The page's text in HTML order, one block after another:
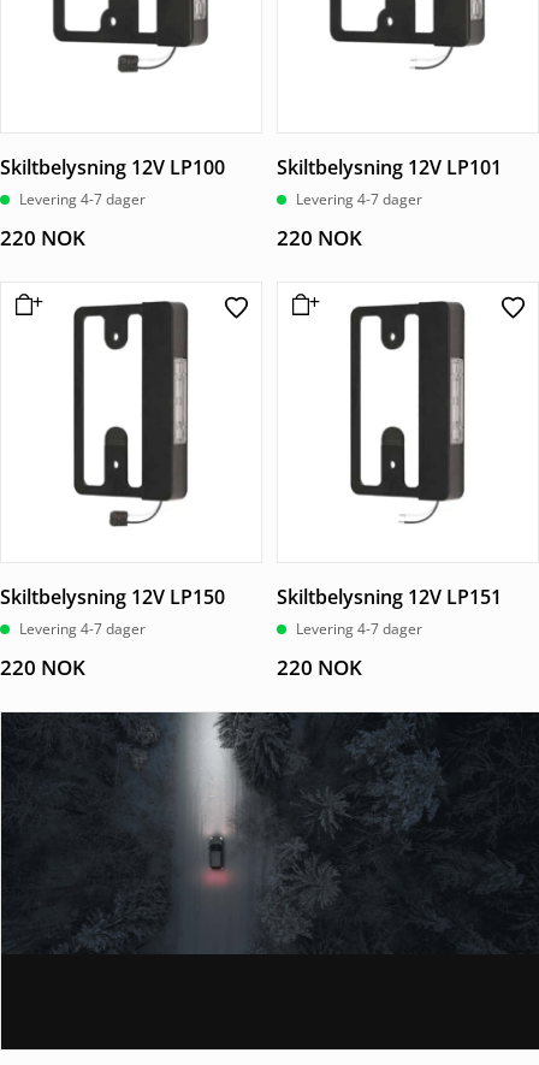
Skiltbelysning 12V LP100
Levering 4-7 dager
220 NOK
Skiltbelysning 12V LP101
Levering 4-7 dager
220 NOK
Skiltbelysning 12V LP150
Levering 4-7 dager
220 NOK
Skiltbelysning 12V LP151
Levering 4-7 dager
220 NOK